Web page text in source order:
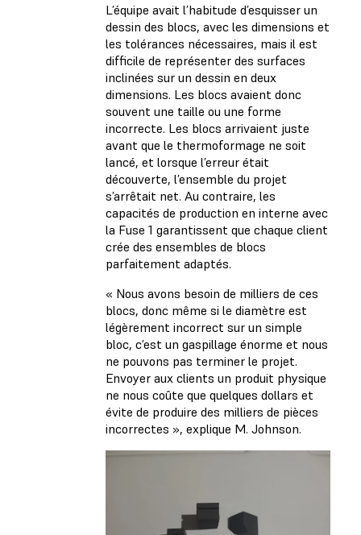
L’équipe avait l’habitude d’esquisser un
dessin des blocs, avec les dimensions et
les tolérances nécessaires, mais il est
difficile de représenter des surfaces
inclinées sur un dessin en deux
dimensions. Les blocs avaient donc
souvent une taille ou une forme
incorrecte. Les blocs arrivaient juste
avant que le thermoformage ne soit
lancé, et lorsque l’erreur était
découverte, l’ensemble du projet
s’arrêtait net. Au contraire, les
capacités de production en interne avec
la Fuse 1 garantissent que chaque client
crée des ensembles de blocs
parfaitement adaptés.
« Nous avons besoin de milliers de ces
blocs, donc même si le diamètre est
légèrement incorrect sur un simple
bloc, c’est un gaspillage énorme et nous
ne pouvons pas terminer le projet.
Envoyer aux clients un produit physique
ne nous coûte que quelques dollars et
évite de produire des milliers de pièces
incorrectes », explique M. Johnson.